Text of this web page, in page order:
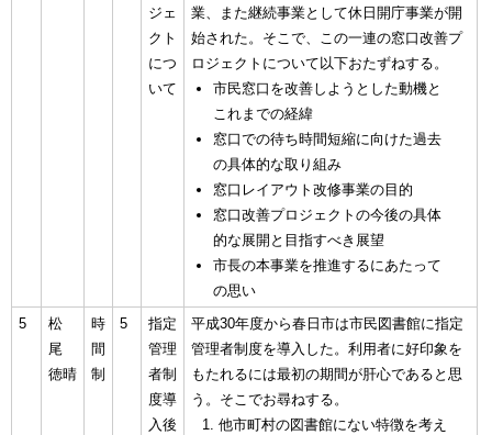
ジェ
クト
につ
いて
業、また継続事業として休日開庁事業が開
始された。そこで、この一連の窓口改善プ
ロジェクトについて以下おたずねする。
市民窓口を改善しようとした動機と
これまでの経緯
窓口での待ち時間短縮に向けた過去
の具体的な取り組み
窓口レイアウト改修事業の目的
窓口改善プロジェクトの今後の具体
的な展開と目指すべき展望
市長の本事業を推進するにあたって
の思い
5
松
尾
徳晴
時
間
制
5
指定
管理
者制
度導
入後
平成30年度から春日市は市民図書館に指定
管理者制度を導入した。利用者に好印象を
もたれるには最初の期間が肝心であると思
う。そこでお尋ねする。
他市町村の図書館にない特徴を考え